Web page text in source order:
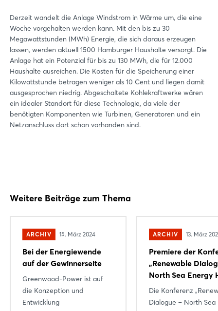
Derzeit wandelt die Anlage Windstrom in Wärme um, die eine
Woche vorgehalten werden kann. Mit den bis zu 30
Megawattstunden (MWh) Energie, die sich daraus erzeugen
lassen, werden aktuell 1500 Hamburger Haushalte versorgt. Die
Anlage hat ein Potenzial für bis zu 130 MWh, die für 12.000
Haushalte ausreichen. Die Kosten für die Speicherung einer
Kilowattstunde betragen weniger als 10 Cent und liegen damit
ausgesprochen niedrig. Abgeschaltete Kohlekraftwerke wären
ein idealer Standort für diese Technologie, da viele der
benötigten Komponenten wie Turbinen, Generatoren und ein
Netzanschluss dort schon vorhanden sind.
Weitere Beiträge zum Thema
ARCHIV 15. März 2024
Bei der Energiewende
auf der Gewinnerseite
Greenwood-Power ist auf
die Konzeption und
Entwicklung
ARCHIV 13. März
Premiere der
„Renewable
North Sea Energy
Die Konferenz
Dialogue – North Sea